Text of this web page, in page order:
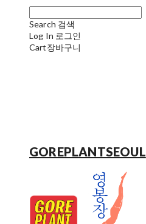
Search 검색
Log In 로그인
Cart장바구니
GOREPLANTSEOUL